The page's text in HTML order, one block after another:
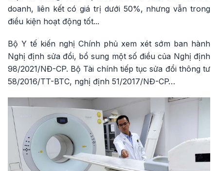
doanh, liên kết có giá trị dưới 50%, nhưng vẫn trong
điều kiện hoạt động tốt...
Bộ Y tế kiến nghị Chính phủ xem xét sớm ban hành
Nghị định sửa đổi, bổ sung một số điều của Nghị định
98/2021/NĐ-CP. Bộ Tài chính tiếp tục sửa đổi thông tư
58/2016/TT-BTC, nghị định 51/2017/NĐ-CP…